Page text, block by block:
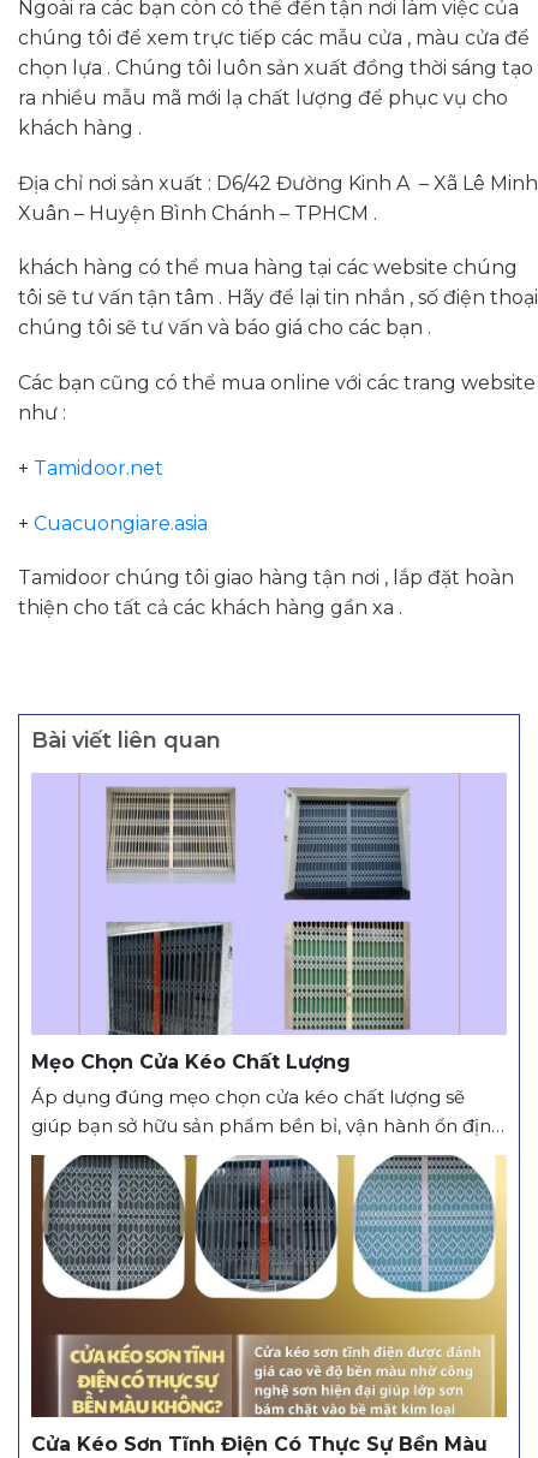
Ngoài ra các bạn còn có thể đến tận nơi làm việc của
chúng tôi để xem trực tiếp các mẫu cửa , màu cửa để
chọn lựa . Chúng tôi luôn sản xuất đồng thời sáng tạo
ra nhiều mẫu mã mới lạ chất lượng để phục vụ cho
khách hàng .
Địa chỉ nơi sản xuất : D6/42 Đường Kinh A – Xã Lê Minh
Xuân – Huyện Bình Chánh – TPHCM .
khách hàng có thể mua hàng tại các website chúng
tôi sẽ tư vấn tận tâm . Hãy để lại tin nhắn , số điện thoại
chúng tôi sẽ tư vấn và báo giá cho các bạn .
Các bạn cũng có thể mua online với các trang website
như :
+ Tamidoor.net
+ Cuacuongiare.asia
Tamidoor chúng tôi giao hàng tận nơi , lắp đặt hoàn
thiện cho tất cả các khách hàng gần xa .
Bài viết liên quan
Mẹo Chọn Cửa Kéo Chất Lượng
Áp dụng đúng mẹo chọn cửa kéo chất lượng sẽ
giúp bạn sở hữu sản phẩm bền bỉ, vận hành ổn định
và đảm bảo an toàn cho công trình. Vì Sao Cần Biết
Mẹo Chọn Cửa Kéo Chất Lượng? Hiện nay, cửa kéo
được sử dụng phổ biến tại nhà ở, cửa hàng, kho...
Cửa Kéo Sơn Tĩnh Điện Có Thực Sự Bền Màu